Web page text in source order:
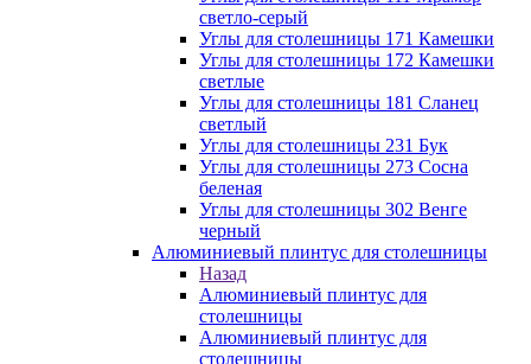
светло-серый
Углы для столешницы 171 Камешки
Углы для столешницы 172 Камешки
светлые
Углы для столешницы 181 Сланец
светлый
Углы для столешницы 231 Бук
Углы для столешницы 273 Сосна
беленая
Углы для столешницы 302 Венге
черный
Алюминиевый плинтус для столешницы
Назад
Алюминиевый плинтус для
столешницы
Алюминиевый плинтус для
столешницы